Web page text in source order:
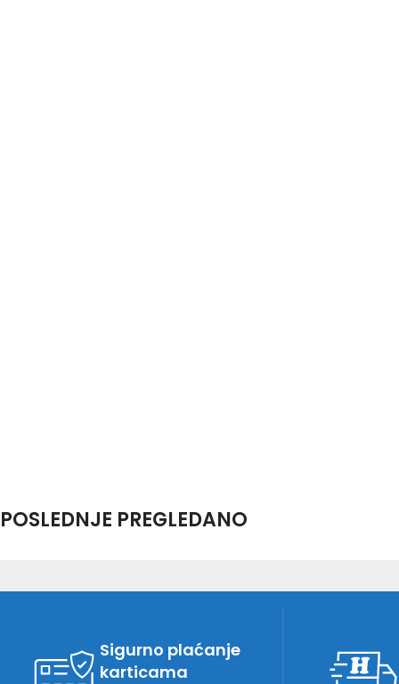
POSLEDNJE PREGLEDANO
Sigurno plaćanje
karticama